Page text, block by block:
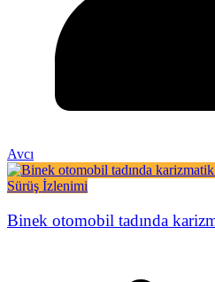
Avcı
Sürüş İzlenimi
Binek otomobil tadında